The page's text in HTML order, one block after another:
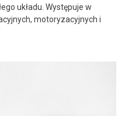
układu. Występuje w
motoryzacyjnych i